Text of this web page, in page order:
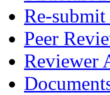
Re-
Peer
Reviewer